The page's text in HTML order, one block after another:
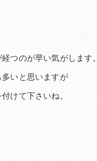
つのが早い気がします。
いと思いますが
けて下さいね。